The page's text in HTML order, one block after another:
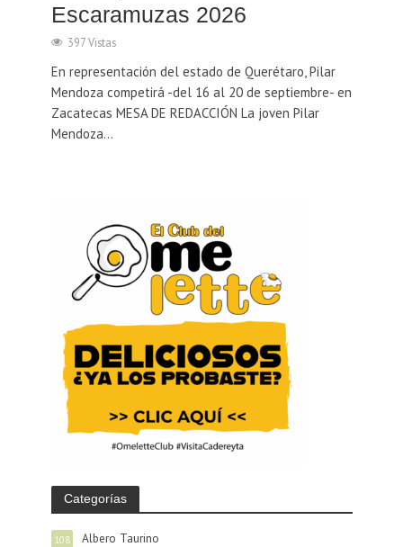
Escaramuzas 2026
397 Vistas
En representación del estado de Querétaro, Pilar
Mendoza competirá -del 16 al 20 de septiembre- en
Zacatecas MESA DE REDACCIÓN La joven Pilar
Mendoza...
Categorías
Albero Taurino
108